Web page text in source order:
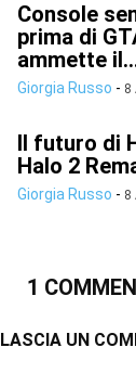
Console
prima di
ammette
Giorgia Russo - 8
Il futuro di
Halo 2
Giorgia Russo - 8
1
LASCIA UN